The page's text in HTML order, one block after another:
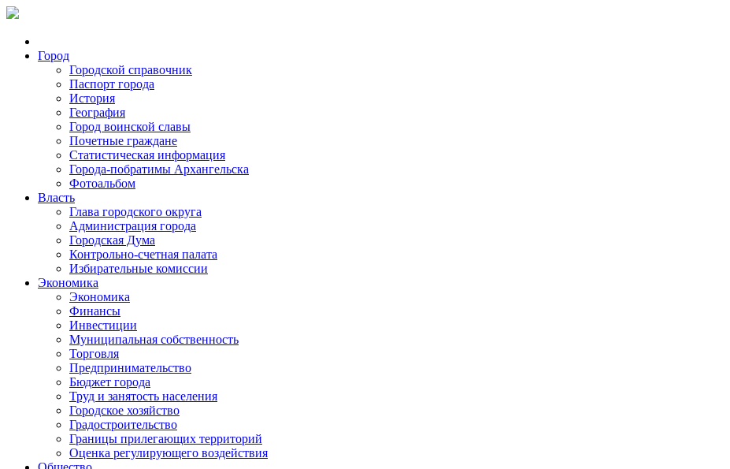
Город
Городской справочник
Паспорт города
История
География
Город воинской славы
Почетные граждане
Статистическая информация
Города-побратимы Архангельска
Фотоальбом
Власть
Глава городского округа
Администрация города
Городская Дума
Контрольно-счетная палата
Избирательные комиссии
Экономика
Экономика
Финансы
Инвестиции
Муниципальная собственность
Торговля
Предпринимательство
Бюджет города
Труд и занятость населения
Городское хозяйство
Градостроительство
Границы прилегающих территорий
Оценка регулирующего воздействия